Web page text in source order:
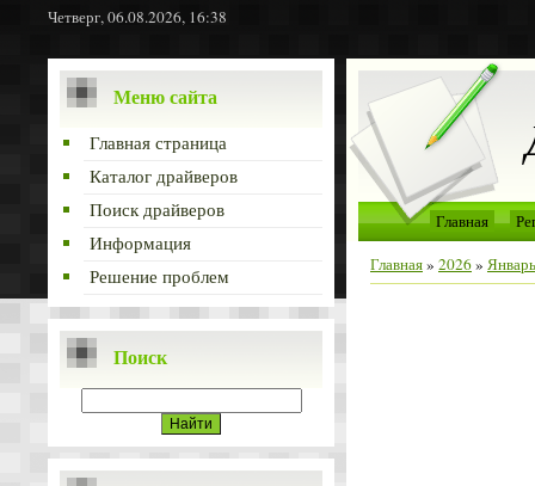
Четверг, 06.08.2026, 16:38
Меню сайта
Главная страница
Каталог драйверов
Поиск драйверов
Информация
Решение проблем
Поиск
Главная
Главная» 2026» Январь